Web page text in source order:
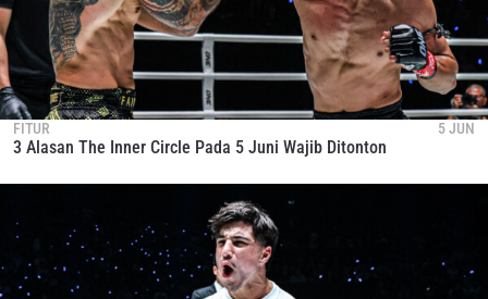
FITUR 5 JUN
3 Alasan The Inner Circle Pada 5 Juni Wajib Ditonton